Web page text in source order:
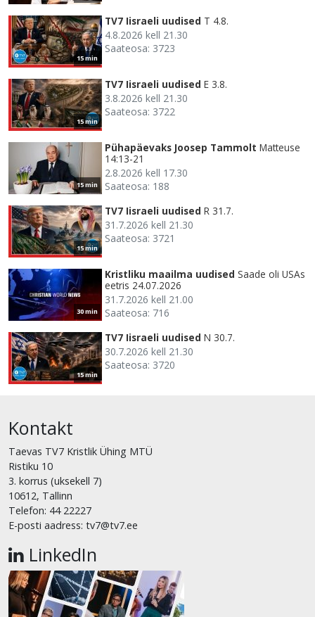
15 min
TV7 Iisraeli uudised T 4.8.
4.8.2026 kell 21.30
Saateosa: 3723
15 min
TV7 Iisraeli uudised E 3.8.
3.8.2026 kell 21.30
Saateosa: 3722
15 min
Pühapäevaks Joosep Tammolt Matteuse
14:13-21
2.8.2026 kell 17.30
Saateosa: 188
15 min
TV7 Iisraeli uudised R 31.7.
31.7.2026 kell 21.30
Saateosa: 3721
30 min
Kristliku maailma uudised Saade oli USAs
eetris 24.07.2026
31.7.2026 kell 21.00
Saateosa: 716
15 min
TV7 Iisraeli uudised N 30.7.
30.7.2026 kell 21.30
Saateosa: 3720
Kontakt
Taevas TV7 Kristlik Ühing MTÜ
Ristiku 10
3. korrus (uksekell 7)
10612, Tallinn
Telefon: 44 22227
E-posti aadress: tv7@tv7.ee
LinkedIn